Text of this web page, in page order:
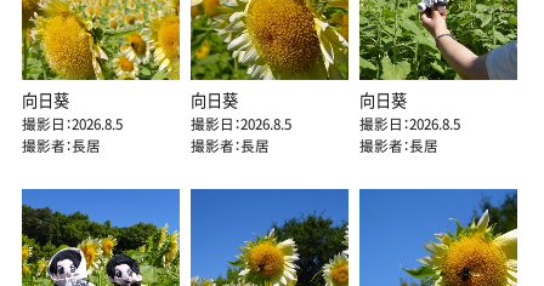
向日葵
撮影日：2026.8.5
撮影者：長居
向日葵
撮影日：2026.8.5
撮影者：長居
向日葵
撮影日：2026.8.5
撮影者：長居